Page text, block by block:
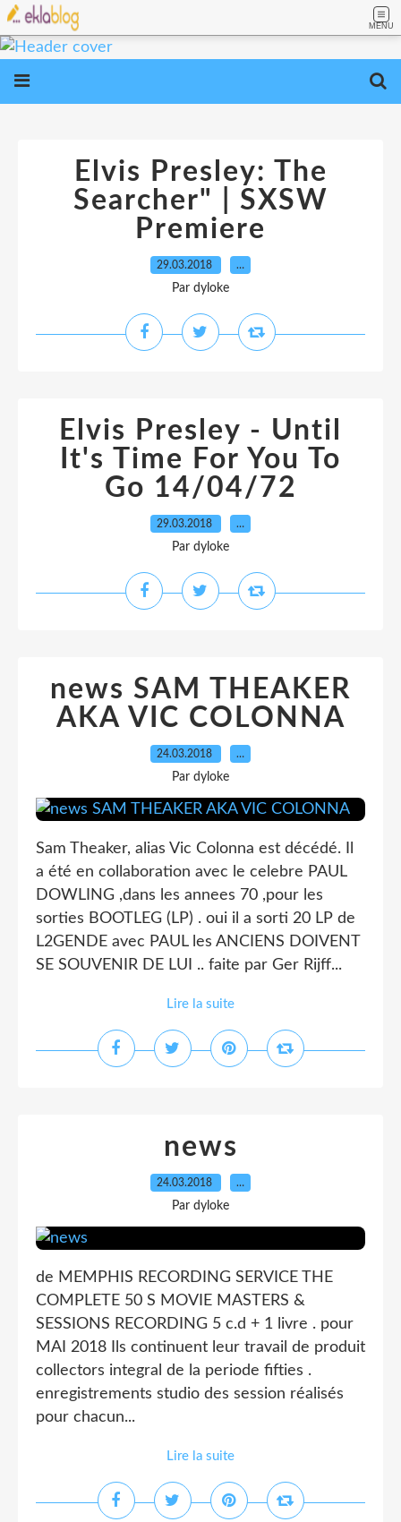
MENU
Elvis Presley: The
Searcher" | SXSW
Premiere
29.03.2018 …
Par dyloke
Elvis Presley - Until
It's Time For You To
Go 14/04/72
29.03.2018 …
Par dyloke
news SAM THEAKER
AKA VIC COLONNA
24.03.2018 …
Par dyloke
Sam Theaker, alias Vic Colonna est décédé. Il
a été en collaboration avec le celebre PAUL
DOWLING ,dans les annees 70 ,pour les
sorties BOOTLEG (LP) . oui il a sorti 20 LP de
L2GENDE avec PAUL les ANCIENS DOIVENT
SE SOUVENIR DE LUI .. faite par Ger Rijff...
Lire la suite
news
24.03.2018 …
Par dyloke
de MEMPHIS RECORDING SERVICE THE
COMPLETE 50 S MOVIE MASTERS &
SESSIONS RECORDING 5 c.d + 1 livre . pour
MAI 2018 Ils continuent leur travail de produit
collectors integral de la periode fifties .
enregistrements studio des session réalisés
pour chacun...
Lire la suite